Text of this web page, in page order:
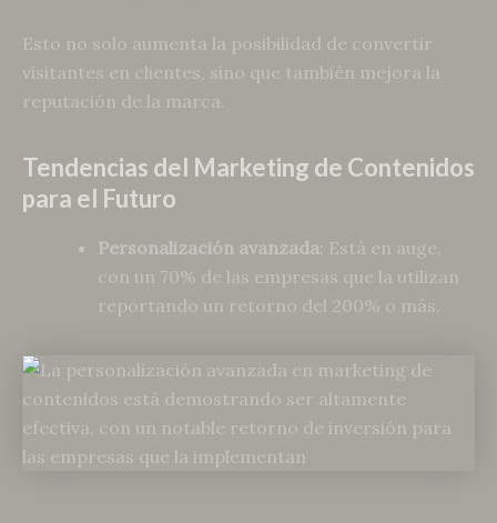
Esto no solo aumenta la posibilidad de convertir
visitantes en clientes, sino que también mejora la
reputación de la marca.
Tendencias del Marketing de Contenidos
para el Futuro
Personalización avanzada: Está en auge,
con un 70% de las empresas que la utilizan
reportando un retorno del 200% o más.